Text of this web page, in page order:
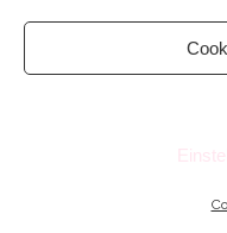
DEN
Chosen